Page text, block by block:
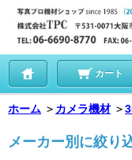
カート
ホーム ＞ カメラ機材 ＞
メーカー別に絞り